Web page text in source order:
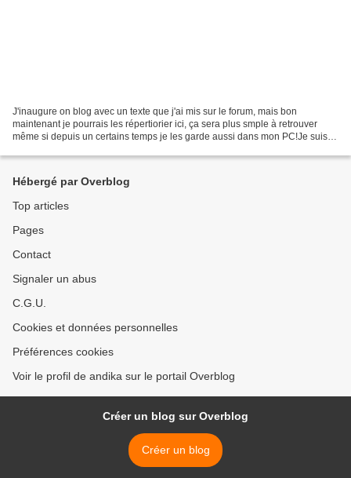
J'inaugure on blog avec un texte que j'ai mis sur le forum, mais bon
maintenant je pourrais les répertiorier ici, ça sera plus smple à retrouver
même si depuis un certains temps je les garde aussi dans mon PC!Je suis
Hébergé par Overblog
Top articles
Pages
Contact
Signaler un abus
C.G.U.
Cookies et données personnelles
Préférences cookies
Voir le profil de andika sur le portail Overblog
Créer un blog sur Overblog
Créer un blog